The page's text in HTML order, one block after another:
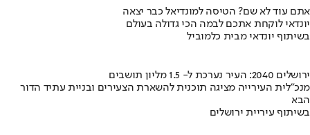
אתם עוד לא שם? הטיסה למונדיאל כבר יצאה
יונדאי לוקחת אתכם לבמה הכי גדולה בעולם
בשיתוף יונדאי מבית כלמוביל
ירושלים 2040: העיר נערכת ל- 1.5 מליון תושבים
מנכ"לית העירייה מציגה תוכנית להשארת הצעירים ובניית עתיד הדור
הבא
בשיתוף עיריית ירושלים